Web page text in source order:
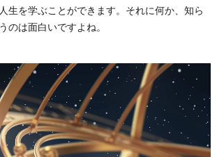
生を学ぶことができます。それに何か、知ら
のは面白いですよね。